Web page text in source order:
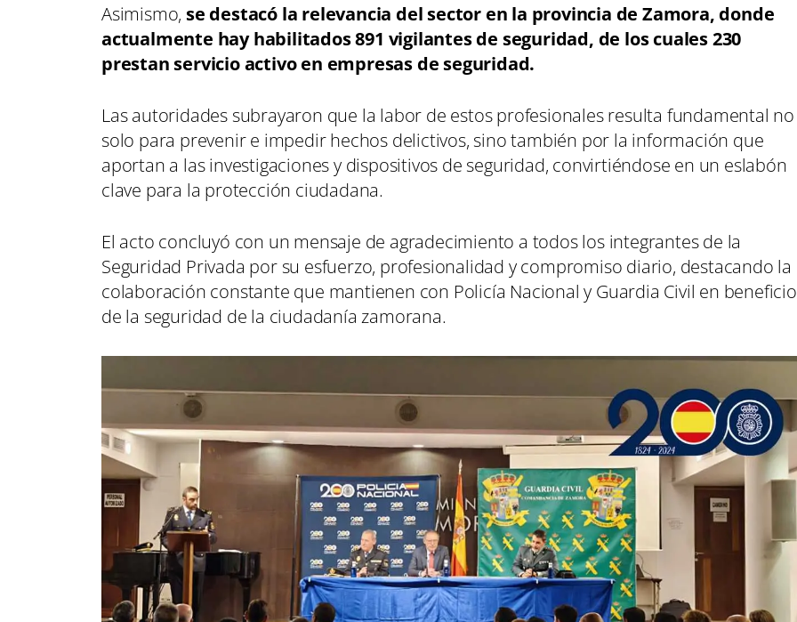
Asimismo, se destacó la relevancia del sector en la provincia de Zamora, donde
actualmente hay habilitados 891 vigilantes de seguridad, de los cuales 230
prestan servicio activo en empresas de seguridad.
Las autoridades subrayaron que la labor de estos profesionales resulta fundamental no
solo para prevenir e impedir hechos delictivos, sino también por la información que
aportan a las investigaciones y dispositivos de seguridad, convirtiéndose en un eslabón
clave para la protección ciudadana.
El acto concluyó con un mensaje de agradecimiento a todos los integrantes de la
Seguridad Privada por su esfuerzo, profesionalidad y compromiso diario, destacando la
colaboración constante que mantienen con Policía Nacional y Guardia Civil en beneficio
de la seguridad de la ciudadanía zamorana.